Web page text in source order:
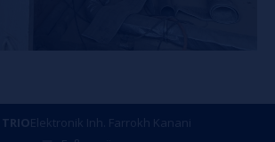
TRIOElektronik Inh. Farrokh Kanani